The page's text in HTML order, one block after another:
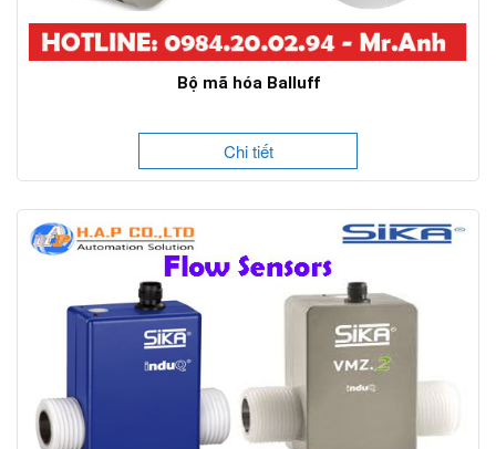
Bộ mã hóa Balluff
Chi tiết